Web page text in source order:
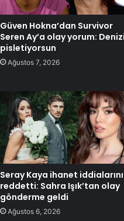
Güven Hokna’dan Survivor
Seren Ay’a olay yorum: Denizi
pisletiyorsun
Ağustos 7, 2026
Seray Kaya ihanet iddialarını
reddetti: Sahra Işık’tan olay
gönderme geldi
Ağustos 6, 2026